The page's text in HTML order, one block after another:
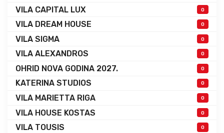
VILA CAPITAL LUX 0
VILA DREAM HOUSE 0
VILA SIGMA 0
VILA ALEXANDROS 0
OHRID NOVA GODINA 2027. 0
KATERINA STUDIOS 0
VILA MARIETTA RIGA 0
VILA HOUSE KOSTAS 0
VILA TOUSIS 0